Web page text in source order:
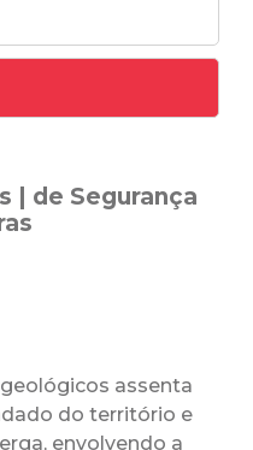
| de Segurança
assenta
do território e
envolvendo a